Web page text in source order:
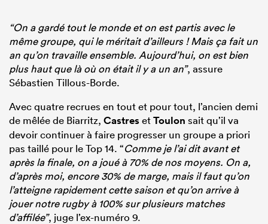
“On a gardé tout le monde et on est partis avec le
même groupe, qui le méritait d’ailleurs ! Mais ça fait un
an qu’on travaille ensemble. Aujourd’hui, on est bien
plus haut que là où on était il y a un an”, assure
Sébastien Tillous-Borde.
Avec quatre recrues en tout et pour tout, l’ancien demi
de mêlée de Biarritz, CastresetToulon sait qu’il va
devoir continuer à faire progresser un groupe a priori
pas taillé pour le Top 14. “Comme je l’ai dit avant et
après la finale, on a joué à 70% de nos moyens. On a,
d’après moi, encore 30% de marge, mais il faut qu’on
l’atteigne rapidement cette saison et qu’on arrive à
jouer notre rugby à 100% sur plusieurs matches
d’affilée”, juge l’ex-numéro 9.